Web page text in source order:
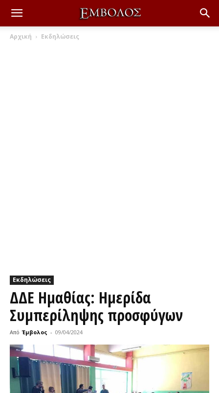
Αρχική Εκδηλώσεις
Εκδηλώσεις
ΔΔΕ Ημαθίας: Ημερίδα
Συμπερίληψης προσφύγων
Από Έμβολος - 09/04/2024